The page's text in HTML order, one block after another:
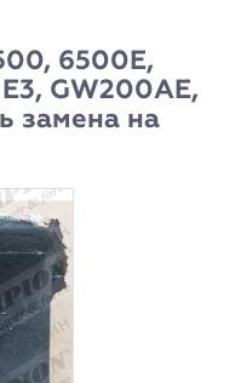
6500E,
GW200AE,
замена на